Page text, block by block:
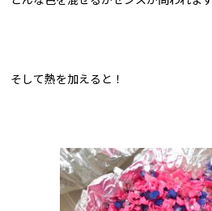
そして熱を加えると！